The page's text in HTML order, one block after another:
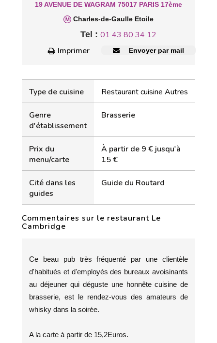
19 AVENUE DE WAGRAM 75017 PARIS 17ème
Charles-de-Gaulle Etoile
Tel : 01 43 80 34 12
Imprimer
Envoyer par mail
Type de cuisine Restaurant cuisine Autres
Genre
d'établissement
Brasserie
Prix du
menu/carte
À partir de 9 € jusqu'à
15 €
Cité dans les
guides
Guide du Routard
Commentaires sur le restaurant Le
Cambridge
Ce beau pub très fréquenté par une clientèle
d'habitués et d'employés des bureaux avoisinants
au déjeuner qui déguste une honnête cuisine de
brasserie, est le rendez-vous des amateurs de
whisky dans la soirée.
A la carte à partir de 15,2Euros.